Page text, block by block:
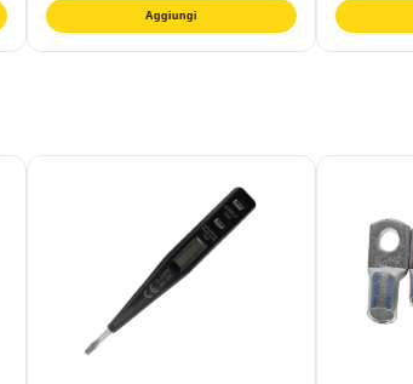
Aggiungi